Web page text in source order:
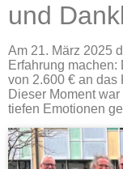
und
Am 21. März 2025
Erfahrung
von 2.600 € an das
Dieser Moment
tiefen Emotionen